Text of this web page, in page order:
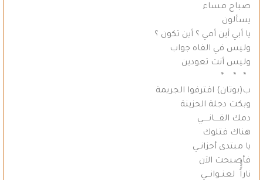
صباح مساء
يسألون
يا أبي أين أمي ؟ أين تكون ؟
وليس في الفاه جواب
وليس أنت تعودين
* * *
ب(بوتان) اقترفوا الجريمة
وبكت دجلة الحزينة
دمك القــــانـــــي
هناك قتلوك
يا مبتدى أحزانــي
فأصبحت الآن
ناراًًًًًَ لعنــوانـــي